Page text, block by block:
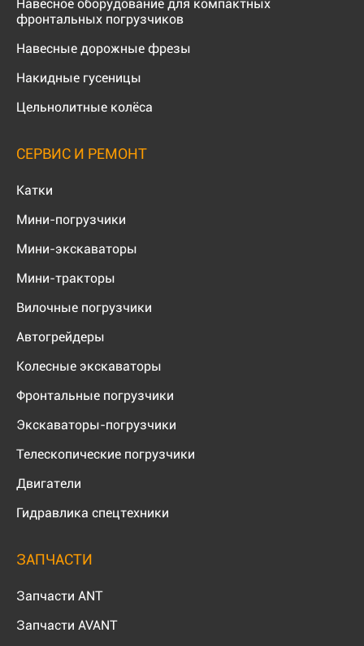
Навесное оборудование для компактных
фронтальных погрузчиков
Навесные дорожные фрезы
Накидные гусеницы
Цельнолитные колёса
СЕРВИС И РЕМОНТ
Катки
Мини-погрузчики
Мини-экскаваторы
Мини-тракторы
Вилочные погрузчики
Автогрейдеры
Колесные экскаваторы
Фронтальные погрузчики
Экскаваторы-погрузчики
Телескопические погрузчики
Двигатели
Гидравлика спецтехники
ЗАПЧАСТИ
Запчасти ANT
Запчасти AVANT